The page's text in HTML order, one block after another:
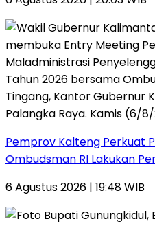
Pemprov Kalteng Perkuat
Ombudsman RI Lakukan
6 Agustus 2026 | 19:48 WIB